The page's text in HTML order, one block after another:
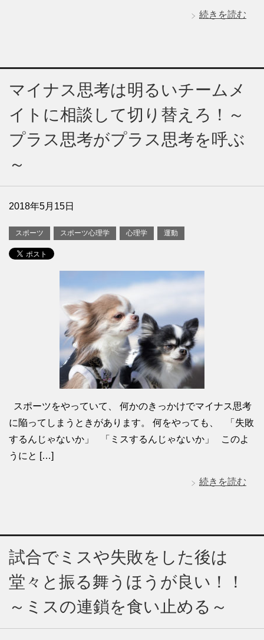
続きを読む
マイナス思考は明るいチームメ
イトに相談して切り替えろ！～
プラス思考がプラス思考を呼ぶ
～
2018年5月15日
スポーツ スポーツ心理学 心理学 運動
スポーツをやっていて、 何かのきっかけでマイナス思考
に陥ってしまうときがあります。 何をやっても、 「失敗
するんじゃないか」 「ミスするんじゃないか」 このよ
うにと […]
続きを読む
試合でミスや失敗をした後は
堂々と振る舞うほうが良い！！
～ミスの連鎖を食い止める～